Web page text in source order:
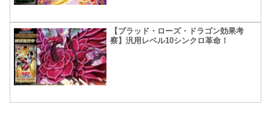
【ブラッド・ローズ・ドラゴン効果考
察】汎用レベル10シンクロ革命！